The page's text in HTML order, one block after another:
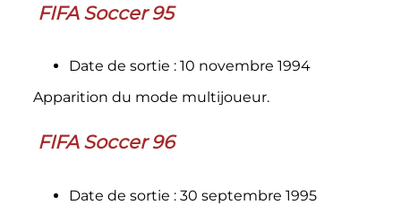
FIFA Soccer 95
Date de sortie : 10 novembre 1994
Apparition du mode multijoueur.
FIFA Soccer 96
Date de sortie : 30 septembre 1995